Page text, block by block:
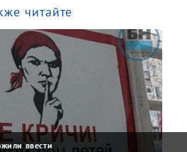
читайте
ввести